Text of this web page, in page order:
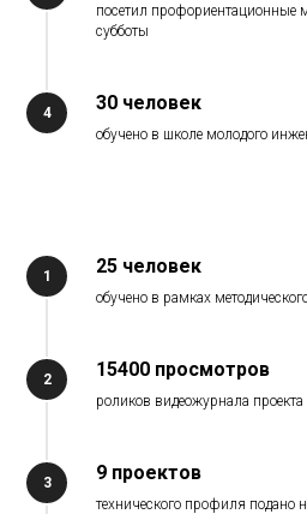
посетил профориентационные
субботы
4 30 человек
обучено в школе молодого
1 25 человек
обучено в рамках
2 15400 просмотров
роликов видеожурнала проекта
3 9 проектов
технического профиля подано